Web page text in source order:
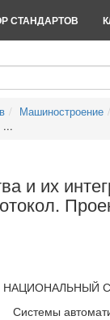
СТАНДАРТОВ
Машиностроение
...
и их
НАЦИОНАЛЬНЫЙ
Системы